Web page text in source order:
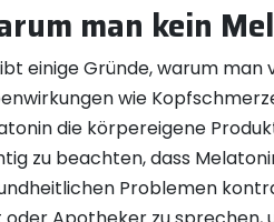
man kein
einige Gründe, warum
wie
die körpereigene
zu beachten, dass
Problemen